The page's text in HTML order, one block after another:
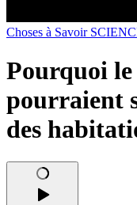
Choses à Savoir
Pourquoi
pourraient
des